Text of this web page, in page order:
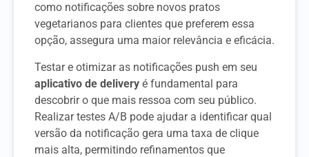
como notificações sobre novos pratos
vegetarianos para clientes que preferem essa
opção, assegura uma maior relevância e eficácia.
Testar e otimizar as notificações push em seu
aplicativo de delivery é fundamental para
descobrir o que mais ressoa com seu público.
Realizar testes A/B pode ajudar a identificar qual
versão da notificação gera uma taxa de clique
mais alta, permitindo refinamentos que